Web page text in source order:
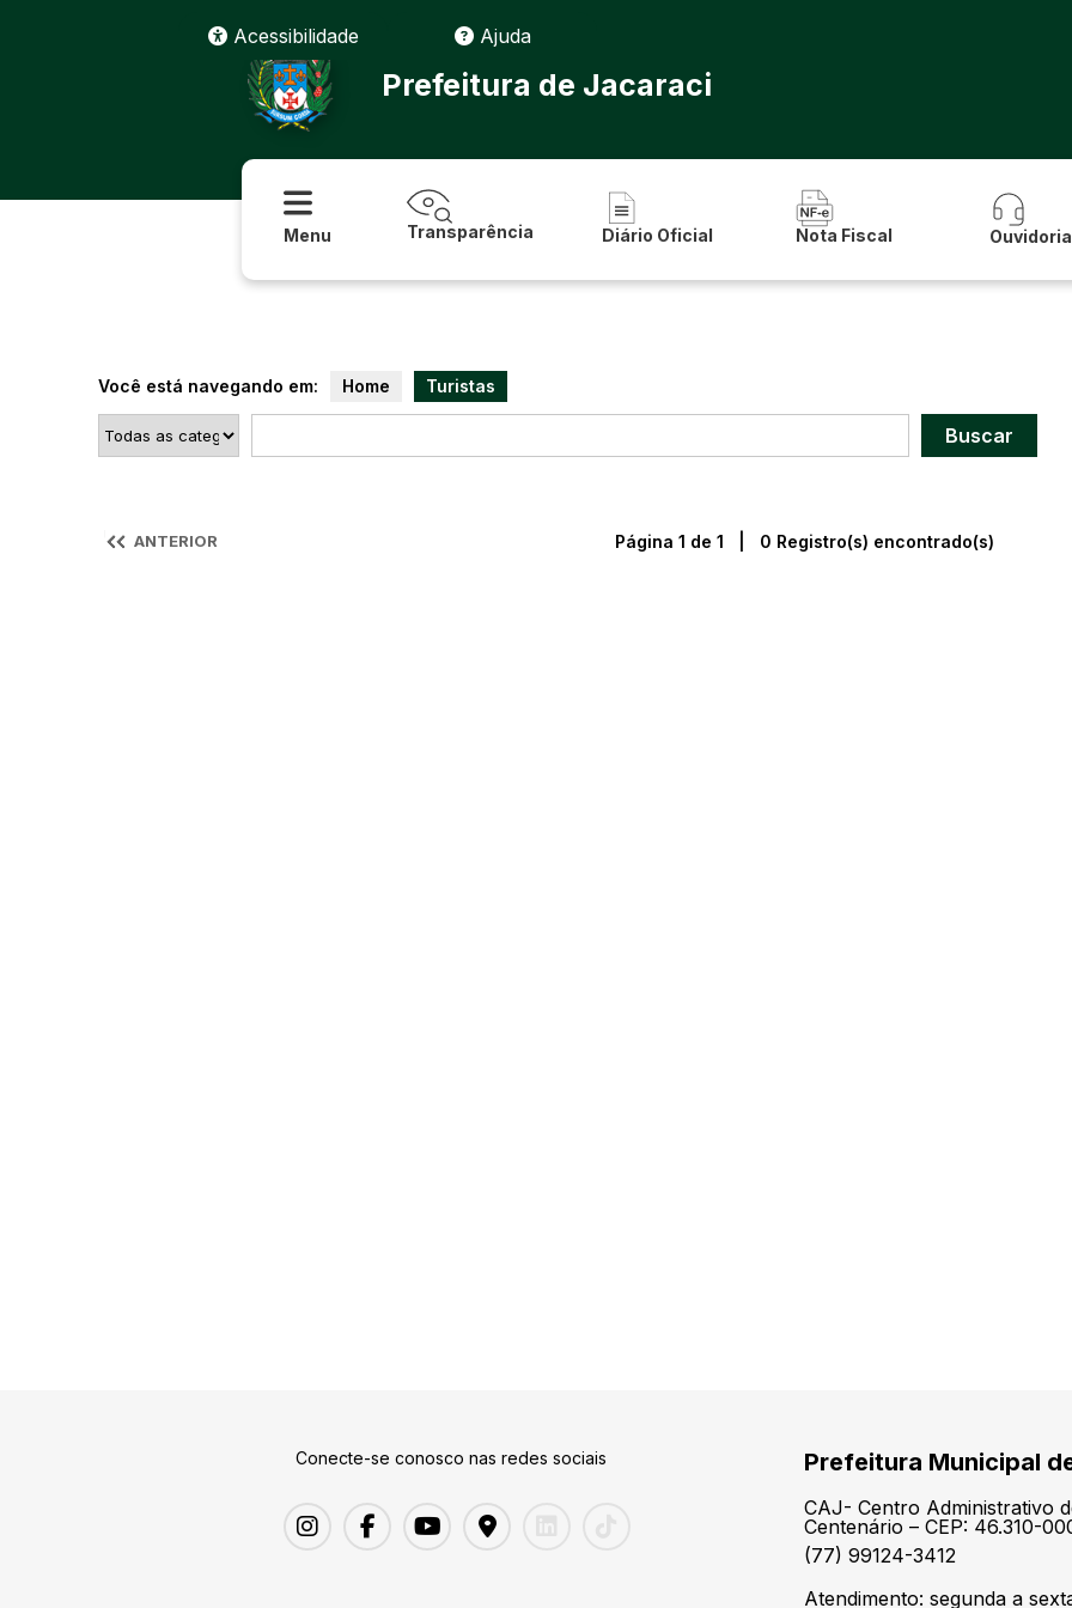
Acessibilidade
Ajuda
Prefeitura de Jacaraci
Menu Transparência Diário Oficial Nota Fiscal Ouvidoria
Você está navegando em: Home Turistas
ANTERIOR Página 1 de 1 | 0 Registro(s) encontrado(s)
Conecte-se conosco nas redes sociais Prefeitura Municipal
CAJ- Centro Administrativo
Centenário – CEP: 46.310-
(77) 99124-3412
Atendimento: segunda a